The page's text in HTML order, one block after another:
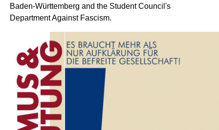
Baden-Württemberg and the Student Council's
Department Against Fascism.